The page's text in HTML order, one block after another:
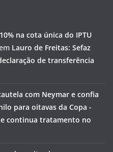
na cota única do IPTU
Lauro de Freitas: Sefaz
de transferência
com Neymar e confia
para oitavas da Copa -
continua tratamento no